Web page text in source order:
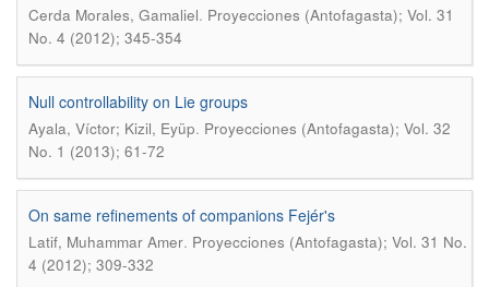
Cerda Morales, Gamaliel. Proyecciones (Antofagasta); Vol. 31
No. 4 (2012); 345-354
Null controllability on Lie groups
Ayala, Víctor; Kizil, Eyüp. Proyecciones (Antofagasta); Vol. 32
No. 1 (2013); 61-72
On same refinements of companions Fejér's
Latif, Muhammar Amer. Proyecciones (Antofagasta); Vol. 31 No.
4 (2012); 309-332